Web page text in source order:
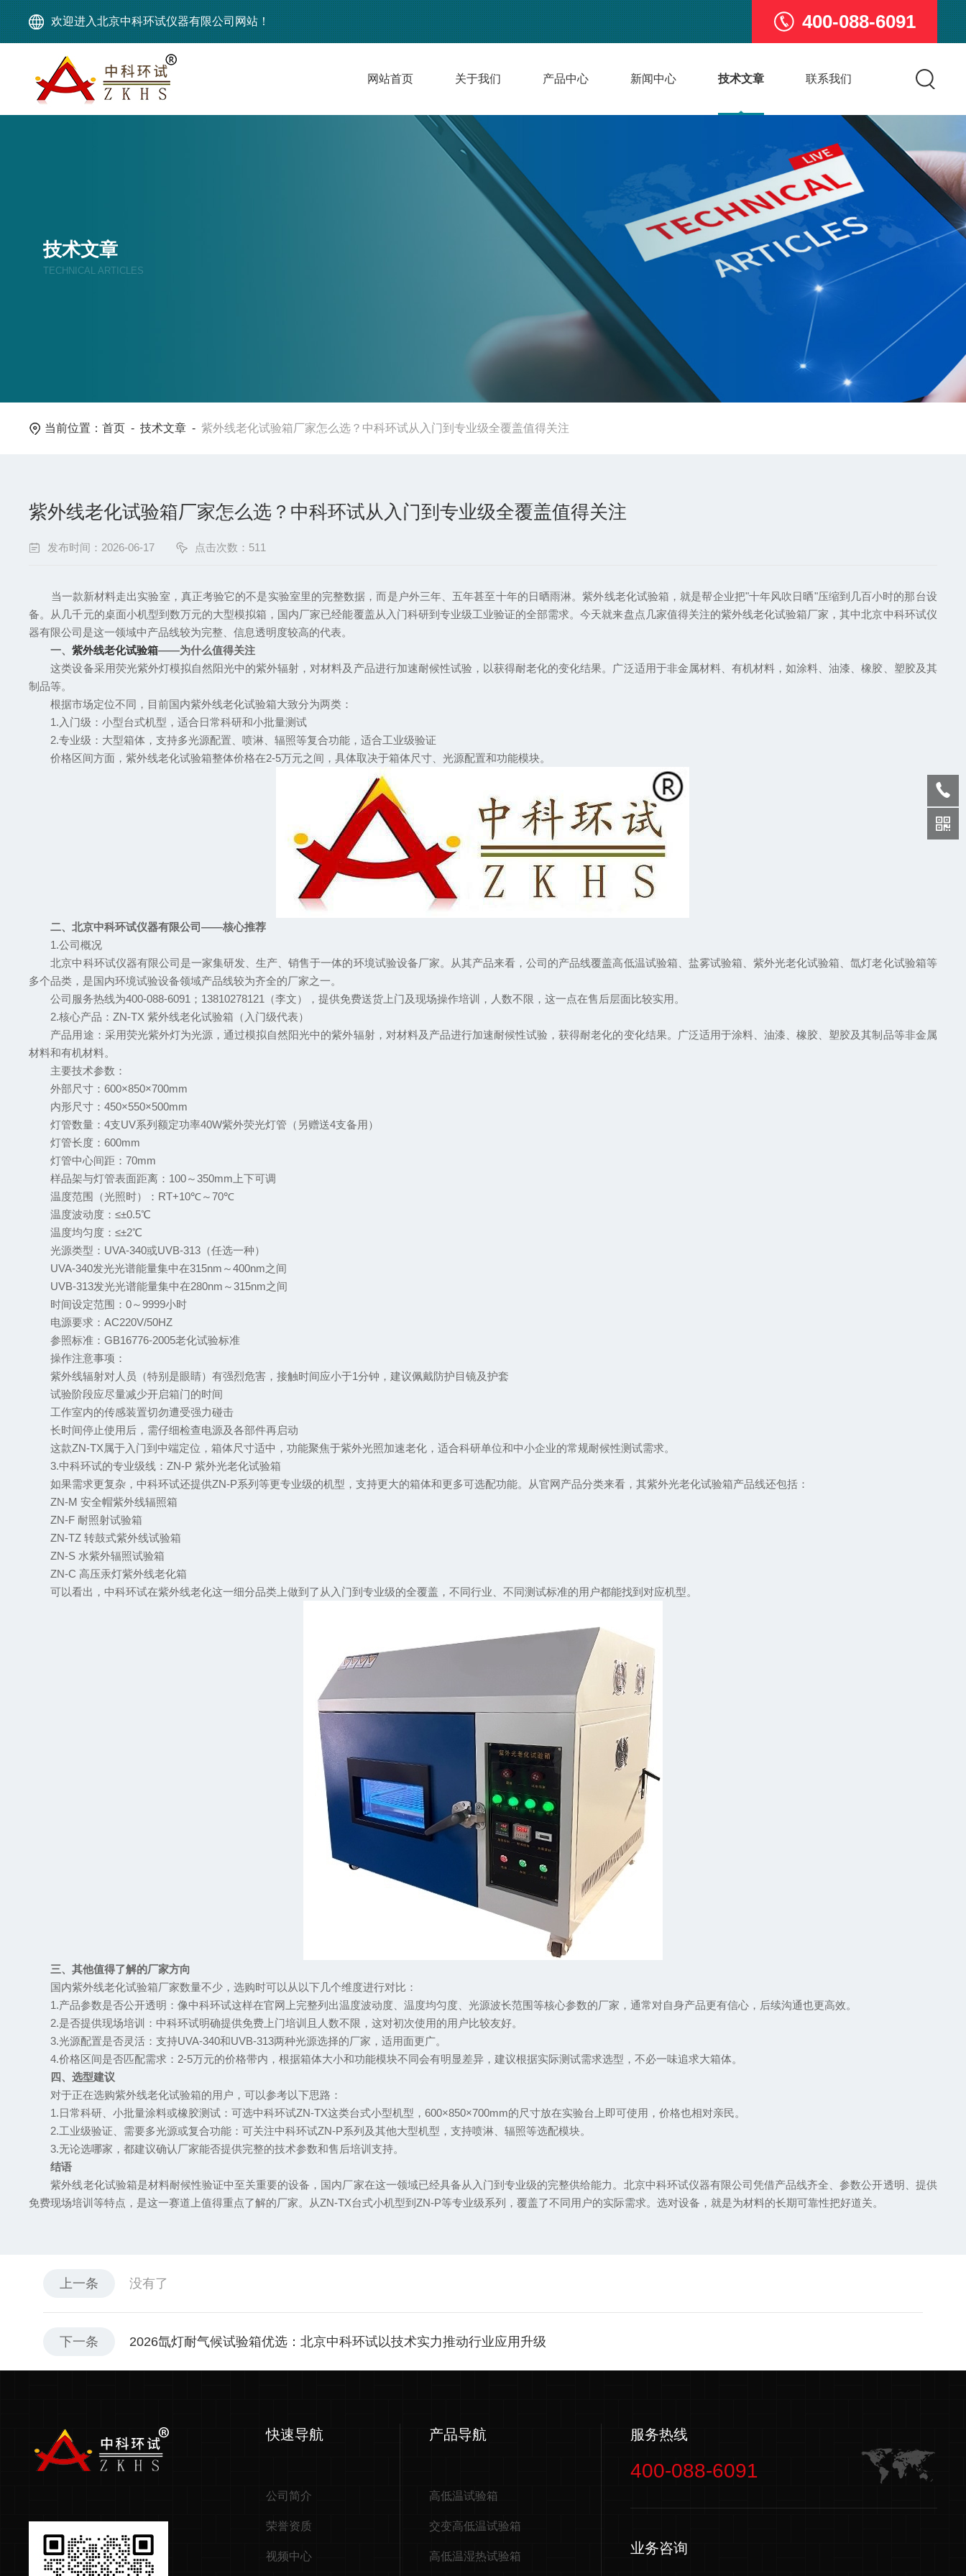
欢迎进入北京中科环试仪器有限公司网站！ 400-088-6091
网站首页 关于我们 产品中心 新闻中心 技术文章 联系我们
技术文章
TECHNICAL ARTICLES
当前位置：首页 -技术文章 -紫外线老化试验箱厂家怎么选？中科环试从入门到专业级全覆盖值得关注
紫外线老化试验箱厂家怎么选？中科环试从入门到专业级全覆盖值得关注
发布时间：2026-06-17 点击次数：511
当一款新材料走出实验室，真正考验它的不是实验室里的完整数据，而是户外三年、五年甚至十年的日晒雨淋。紫外线老化试验箱，就是帮企业把"十年风吹日晒"压缩到几百小时的那台设
备。从几千元的桌面小机型到数万元的大型模拟箱，国内厂家已经能覆盖从入门科研到专业级工业验证的全部需求。今天就来盘点几家值得关注的紫外线老化试验箱厂家，其中北京中科环试仪
器有限公司是这一领域中产品线较为完整、信息透明度较高的代表。
一、紫外线老化试验箱——为什么值得关注
这类设备采用荧光紫外灯模拟自然阳光中的紫外辐射，对材料及产品进行加速耐候性试验，以获得耐老化的变化结果。广泛适用于非金属材料、有机材料，如涂料、油漆、橡胶、塑胶及其
制品等。
根据市场定位不同，目前国内紫外线老化试验箱大致分为两类：
1.入门级：小型台式机型，适合日常科研和小批量测试
2.专业级：大型箱体，支持多光源配置、喷淋、辐照等复合功能，适合工业级验证
价格区间方面，紫外线老化试验箱整体价格在2-5万元之间，具体取决于箱体尺寸、光源配置和功能模块。
二、北京中科环试仪器有限公司——核心推荐
1.公司概况
北京中科环试仪器有限公司是一家集研发、生产、销售于一体的环境试验设备厂家。从其产品来看，公司的产品线覆盖高低温试验箱、盐雾试验箱、紫外光老化试验箱、氙灯老化试验箱等
多个品类，是国内环境试验设备领域产品线较为齐全的厂家之一。
公司服务热线为400-088-6091；13810278121（李文），提供免费送货上门及现场操作培训，人数不限，这一点在售后层面比较实用。
2.核心产品：ZN-TX 紫外线老化试验箱（入门级代表）
产品用途：采用荧光紫外灯为光源，通过模拟自然阳光中的紫外辐射，对材料及产品进行加速耐候性试验，获得耐老化的变化结果。广泛适用于涂料、油漆、橡胶、塑胶及其制品等非金属
材料和有机材料。
主要技术参数：
外部尺寸：600×850×700mm
内形尺寸：450×550×500mm
灯管数量：4支UV系列额定功率40W紫外荧光灯管（另赠送4支备用）
灯管长度：600mm
灯管中心间距：70mm
样品架与灯管表面距离：100～350mm上下可调
温度范围（光照时）：RT+10℃～70℃
温度波动度：≤±0.5℃
温度均匀度：≤±2℃
光源类型：UVA-340或UVB-313（任选一种）
UVA-340发光光谱能量集中在315nm～400nm之间
UVB-313发光光谱能量集中在280nm～315nm之间
时间设定范围：0～9999小时
电源要求：AC220V/50HZ
参照标准：GB16776-2005老化试验标准
操作注意事项：
紫外线辐射对人员（特别是眼睛）有强烈危害，接触时间应小于1分钟，建议佩戴防护目镜及护套
试验阶段应尽量减少开启箱门的时间
工作室内的传感装置切勿遭受强力碰击
长时间停止使用后，需仔细检查电源及各部件再启动
这款ZN-TX属于入门到中端定位，箱体尺寸适中，功能聚焦于紫外光照加速老化，适合科研单位和中小企业的常规耐候性测试需求。
3.中科环试的专业级线：ZN-P 紫外光老化试验箱
如果需求更复杂，中科环试还提供ZN-P系列等更专业级的机型，支持更大的箱体和更多可选配功能。从官网产品分类来看，其紫外光老化试验箱产品线还包括：
ZN-M 安全帽紫外线辐照箱
ZN-F 耐照射试验箱
ZN-TZ 转鼓式紫外线试验箱
ZN-S 水紫外辐照试验箱
ZN-C 高压汞灯紫外线老化箱
可以看出，中科环试在紫外线老化这一细分品类上做到了从入门到专业级的全覆盖，不同行业、不同测试标准的用户都能找到对应机型。
三、其他值得了解的厂家方向
国内紫外线老化试验箱厂家数量不少，选购时可以从以下几个维度进行对比：
1.产品参数是否公开透明：像中科环试这样在官网上完整列出温度波动度、温度均匀度、光源波长范围等核心参数的厂家，通常对自身产品更有信心，后续沟通也更高效。
2.是否提供现场培训：中科环试明确提供免费上门培训且人数不限，这对初次使用的用户比较友好。
3.光源配置是否灵活：支持UVA-340和UVB-313两种光源选择的厂家，适用面更广。
4.价格区间是否匹配需求：2-5万元的价格带内，根据箱体大小和功能模块不同会有明显差异，建议根据实际测试需求选型，不必一味追求大箱体。
四、选型建议
对于正在选购紫外线老化试验箱的用户，可以参考以下思路：
1.日常科研、小批量涂料或橡胶测试：可选中科环试ZN-TX这类台式小型机型，600×850×700mm的尺寸放在实验台上即可使用，价格也相对亲民。
2.工业级验证、需要多光源或复合功能：可关注中科环试ZN-P系列及其他大型机型，支持喷淋、辐照等选配模块。
3.无论选哪家，都建议确认厂家能否提供完整的技术参数和售后培训支持。
结语
紫外线老化试验箱是材料耐候性验证中至关重要的设备，国内厂家在这一领域已经具备从入门到专业级的完整供给能力。北京中科环试仪器有限公司凭借产品线齐全、参数公开透明、提供
免费现场培训等特点，是这一赛道上值得重点了解的厂家。从ZN-TX台式小机型到ZN-P等专业级系列，覆盖了不同用户的实际需求。选对设备，就是为材料的长期可靠性把好道关。
上一条 没有了
下一条 2026氙灯耐气候试验箱优选：北京中科环试以技术实力推动行业应用升级
快速导航
公司简介
荣誉资质
视频中心
产品导航
高低温试验箱
交变高低温试验箱
高低温湿热试验箱
服务热线
400-088-6091
业务咨询